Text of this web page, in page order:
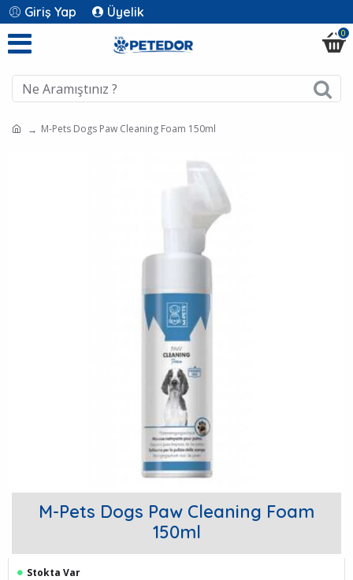
Giriş Yap Üyelik
0
M-Pets Dogs Paw Cleaning Foam 150ml
M-Pets Dogs Paw Cleaning Foam
150ml
Stokta Var